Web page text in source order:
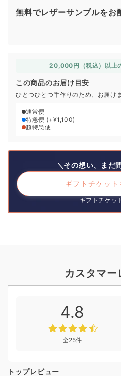
無料でレザーサンプルをお
20,000円（税込）以上
この商品のお届け目安
ひとつひとつ手作りのため、お届け
通常便
特急便 (+¥1,100)
超特急便
＼その想い、まだ
ギフトチケット
ギフトチケッ
カスタマー
4.8
全25件
トップレビュー